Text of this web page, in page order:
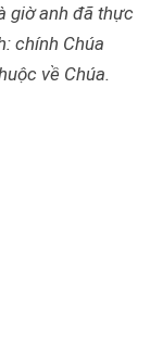
giờ anh đã thực
chính Chúa
về Chúa.